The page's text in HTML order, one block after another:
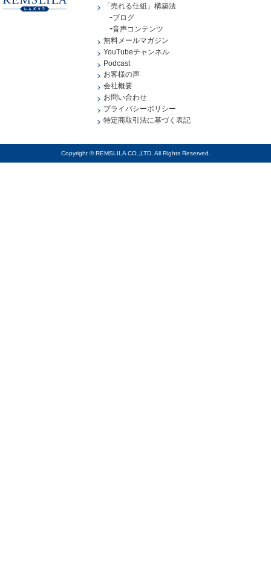
「売れる仕組」構築法
ブログ
音声コンテンツ
無料メールマガジン
YouTubeチャンネル
Podcast
お客様の声
会社概要
お問い合わせ
プライバシーポリシー
特定商取引法に基づく表記
Copyright © REMSLILA CO.,LTD. All Rights Reserved.